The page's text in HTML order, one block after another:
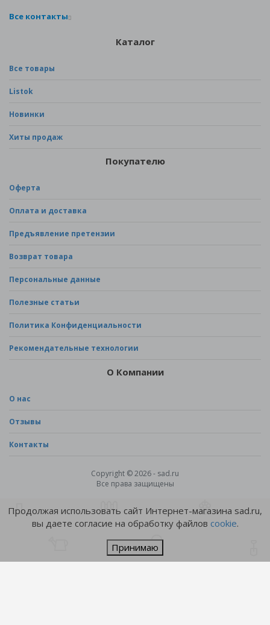
Все контакты
Каталог
Все товары
Listok
Новинки
Хиты продаж
Покупателю
Оферта
Оплата и доставка
Предъявление претензии
Возврат товара
Персональные данные
Полезные статьи
Политика Конфиденциальности
Рекомендательные технологии
О Компании
О нас
Отзывы
Контакты
Copyright © 2026 - sad.ru
Все права защищены
Продолжая использовать сайт Интернет-магазина sad.ru,
вы даете согласие на обработку файлов cookie.
Принимаю